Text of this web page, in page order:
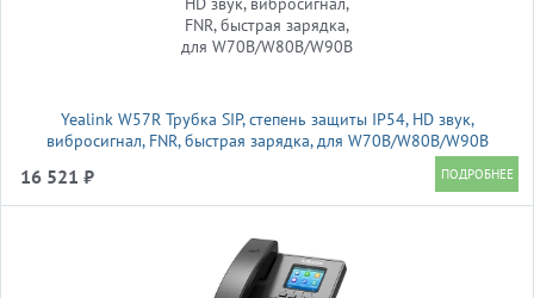
Yealink W57R Трубка SIP, степень защиты IP54, HD звук,
вибросигнал, FNR, быстрая зарядка, для W70B/W80B/W90B
16 521 ₽